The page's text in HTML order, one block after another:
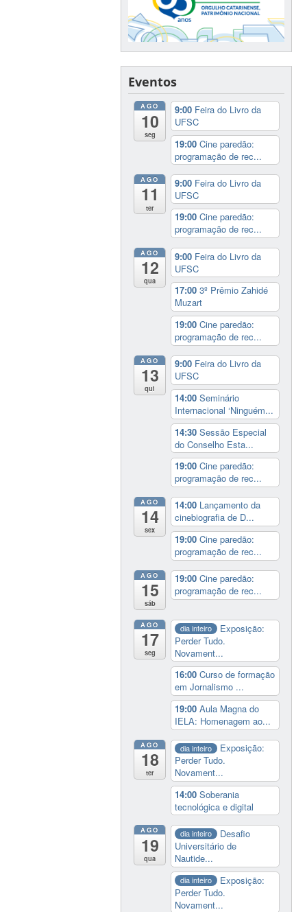
Eventos
AGO
10
seg
9:00 Feira do Livro da
UFSC
19:00Cine paredão:
programação de rec...
AGO
11
ter
9:00 Feira do Livro da
UFSC
19:00Cine paredão:
programação de rec...
AGO
12
qua
9:00 Feira do Livro da
UFSC
17:003º Prêmio Zahidé
Muzart
19:00Cine paredão:
programação de rec...
AGO
13
qui
9:00 Feira do Livro da
UFSC
14:00Seminário
Internacional ‘Ninguém...
14:30Sessão Especial
do Conselho Esta...
19:00Cine paredão:
programação de rec...
AGO
14
sex
14:00 Lançamento da
cinebiografia de D...
19:00Cine paredão:
programação de rec...
AGO
15
sáb
19:00Cine paredão:
programação de rec...
AGO
17
seg
dia inteiro
Exposição:
Perder Tudo.
Novament...
16:00Curso de formação
em Jornalismo ...
19:00Aula Magna do
IELA: Homenagem ao...
AGO
18
ter
dia inteiro
Exposição:
Perder Tudo.
Novament...
14:00Soberania
tecnológica e digital
AGO
19
qua
dia inteiro
Desafio
Universitário de
Nautide...
dia inteiro
Exposição:
Perder Tudo.
Novament...